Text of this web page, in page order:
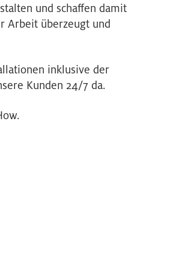
und schaffen damit
Arbeit überzeugt und
inklusive der
Kunden 24/7 da.